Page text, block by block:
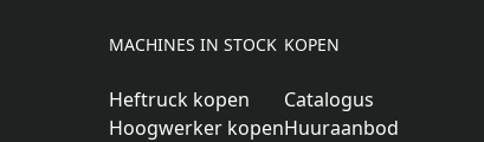
MACHINES IN STOCK
Heftruck kopen
Hoogwerker kopen
KOPEN
Catalogus
Huuraanbod